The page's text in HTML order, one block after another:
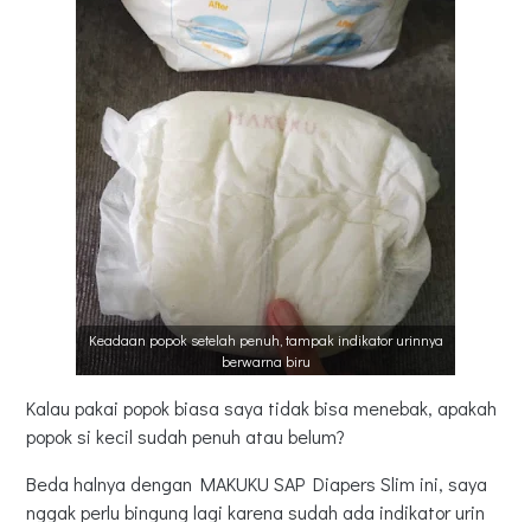
Keadaan popok setelah penuh, tampak indikator urinnya
berwarna biru
Kalau pakai popok biasa saya tidak bisa menebak, apakah
popok si kecil sudah penuh atau belum?
Beda halnya dengan MAKUKU SAP Diapers Slim ini, saya
nggak perlu bingung lagi karena sudah ada indikator urin